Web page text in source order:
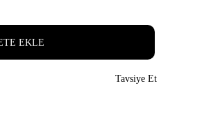
EKLE
Tavsiye Et